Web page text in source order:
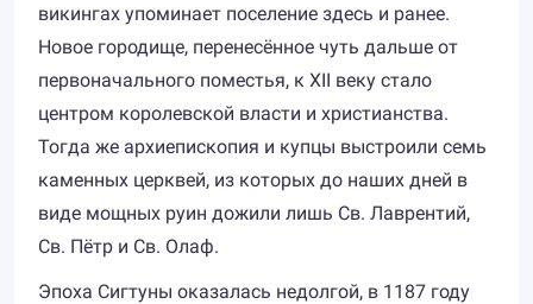
викингах упоминает поселение здесь и ранее.
Новое городище, перенесённое чуть дальше от
первоначального поместья, к XII веку стало
центром королевской власти и христианства.
Тогда же архиепископия и купцы выстроили семь
каменных церквей, из которых до наших дней в
виде мощных руин дожили лишь Св. Лаврентий,
Св. Пётр и Св. Олаф.
Эпоха Сигтуны оказалась недолгой, в 1187 году